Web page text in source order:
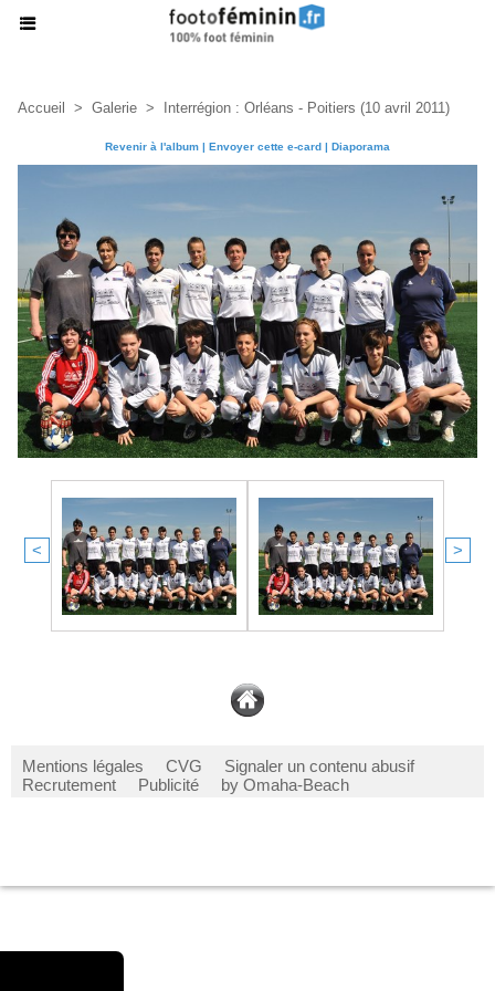
Accueil > Galerie > Interrégion : Orléans - Poitiers (10 avril 2011)
Revenir à l'album | Envoyer cette e-card | Diaporama
< >
Mentions légales CVG
Signaler un contenu abusif
Recrutement
Publicité by Omaha-Beach